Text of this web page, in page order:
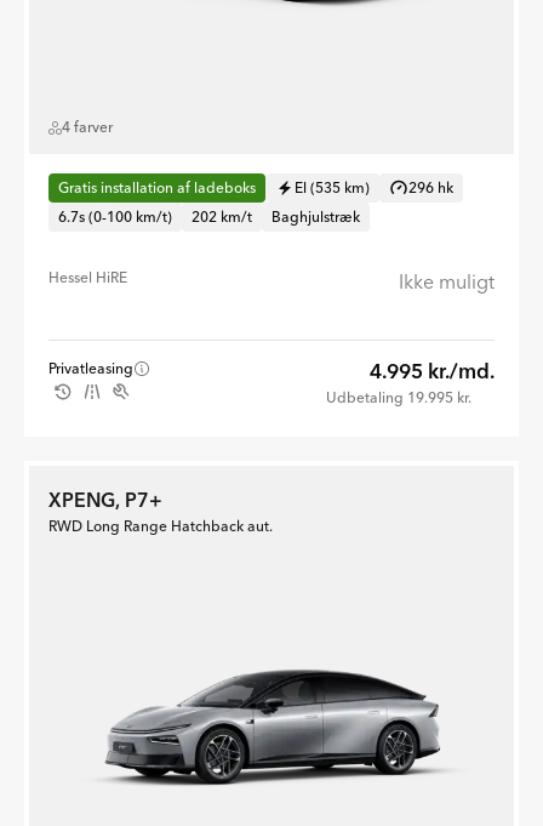
4 farver
Gratis installation af ladeboks El (535 km)
296 hk
6.7s (0-100 km/t)
202 km/t Baghjulstræk
Hessel HiRE Ikke muligt
Privatleasing 4.995 kr./md.
Udbetaling 19.995 kr.
XPENG, P7+
RWD Long Range Hatchback aut.